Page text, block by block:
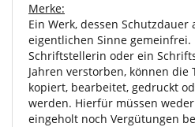
Merke:
Ein Werk, dessen
eigentlichen Sinne gemeinfrei.
Schriftstellerin oder ein
Jahren verstorben, können die
kopiert, bearbeitet, gedruckt
werden. Hierfür müssen
eingeholt noch Vergütungen